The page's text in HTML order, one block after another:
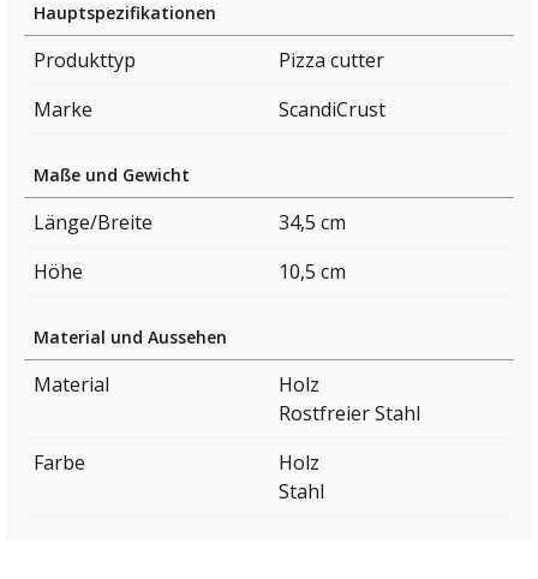
Hauptspezifikationen
Produkttyp
Pizza cutter
Marke
ScandiCrust
Maße und Gewicht
Länge/Breite
34,5 cm
Höhe
10,5 cm
Material und Aussehen
Material
Holz
Rostfreier Stahl
Farbe
Holz
Stahl